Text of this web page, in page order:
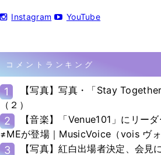
Instagram YouTube
コメントランキング
1
【写真】写真・「Stay
（２）
2
【音楽】「Venue101」にリー
≠MEが登場｜MusicVoice（vois ヴォ
3
【写真】紅白出場者決定、会見